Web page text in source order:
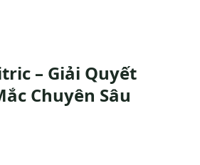
– Giải Quyết
Chuyên Sâu